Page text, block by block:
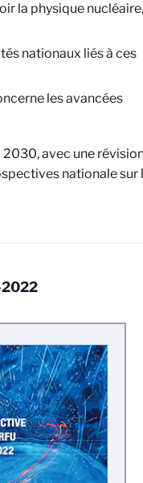
la physique
nationaux liés à ces
les avancées
avec une
nationale sur